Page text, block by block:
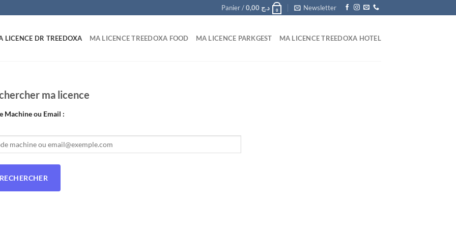
Panier / د.ج 0,00 0 Newsletter
LICENCE DR TREEDOXA MA LICENCE TREEDOXA FOOD MA LICENCE PARKGEST MA LICENCE TREEDOXA HOTEL
ma licence
Machine ou Email :
RECHERCHER